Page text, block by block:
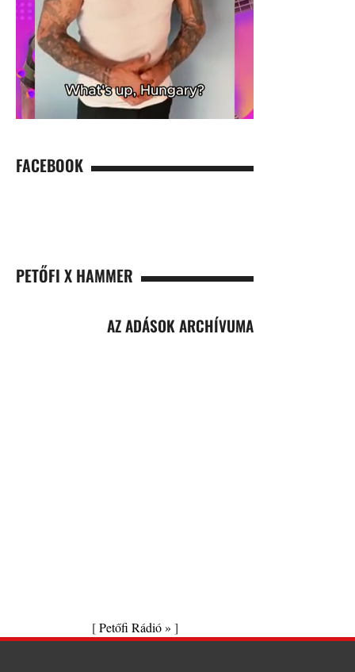
FACEBOOK
PETŐFI X HAMMER
AZ ADÁSOK ARCHÍVUMA
[Petőfi Rádió » ]